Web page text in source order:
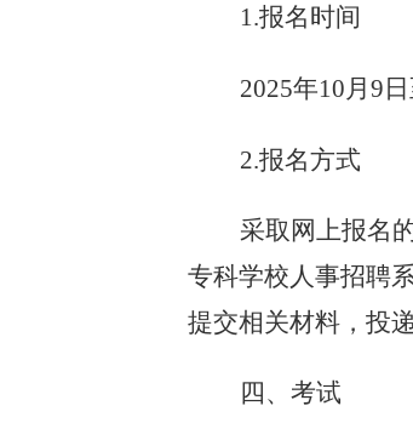
1.报名时间
2025年10月9日
2.报名方式
采取网上报名
专科学校人事招聘
提交相关材料，投
四、 考试